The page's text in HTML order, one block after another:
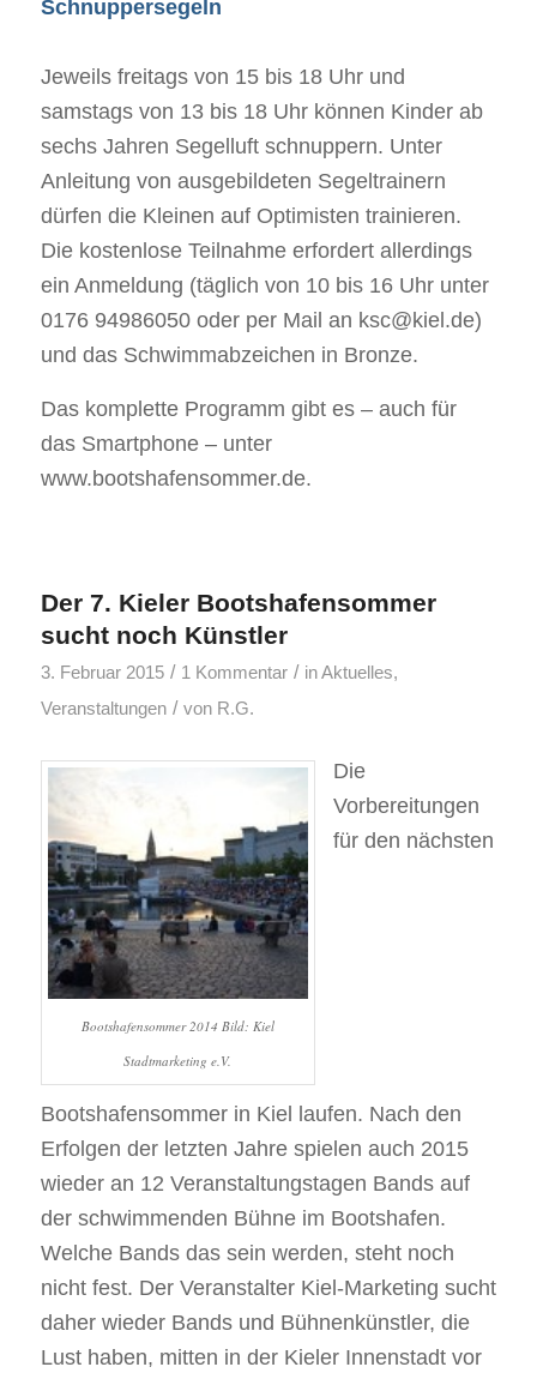
Schnuppersegeln
Jeweils freitags von 15 bis 18 Uhr und
samstags von 13 bis 18 Uhr können Kinder ab
sechs Jahren Segelluft schnuppern. Unter
Anleitung von ausgebildeten Segeltrainern
dürfen die Kleinen auf Optimisten trainieren.
Die kostenlose Teilnahme erfordert allerdings
ein Anmeldung (täglich von 10 bis 16 Uhr unter
0176 94986050 oder per Mail an ksc@kiel.de)
und das Schwimmabzeichen in Bronze.
Das komplette Programm gibt es – auch für
das Smartphone – unter
www.bootshafensommer.de.
Der 7. Kieler Bootshafensommer
sucht noch Künstler
3. Februar 2015 / 1 Kommentar / inAktuelles,
Veranstaltungen / von R.G.
Bootshafensommer 2014 Bild: Kiel
Stadtmarketing e.V.
Die
Vorbereitungen
für den nächsten
Bootshafensommer in Kiel laufen. Nach den
Erfolgen der letzten Jahre spielen auch 2015
wieder an 12 Veranstaltungstagen Bands auf
der schwimmenden Bühne im Bootshafen.
Welche Bands das sein werden, steht noch
nicht fest. Der Veranstalter Kiel-Marketing sucht
daher wieder Bands und Bühnenkünstler, die
Lust haben, mitten in der Kieler Innenstadt vor